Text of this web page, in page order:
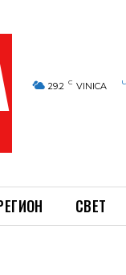
29.2 C VINICA
СВЕТ